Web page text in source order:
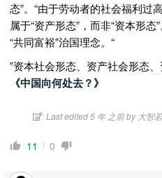
态”。“由于劳动者的社会福利过
属于“资产形态”，而非“资本形
“共同富裕”治国理念。“
”资本社会形态、资产社会形态
《中国向何处去？》
Last edited 5 年 之前 by 大智
11 0